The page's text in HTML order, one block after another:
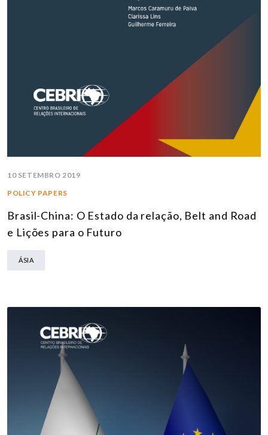
10 SETEMBRO 2019
POLICY PAPERS
Brasil-China: O Estado da relação, Belt and Road
e Lições para o Futuro
ÁSIA